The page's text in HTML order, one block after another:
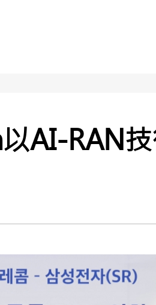
AI-RAN